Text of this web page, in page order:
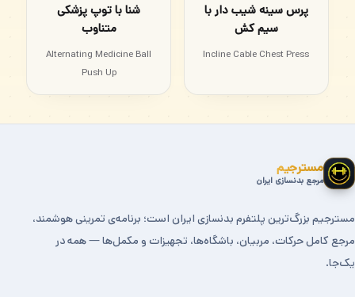
پرس سینه شیب دار با
سیم کش
Incline Cable Chest Press
شنا با توپ پزشکی
متناوب
Alternating Medicine Ball
Push Up
مسترجیم
مرجع بدنسازی ایران
مسترجیم بزرگ‌ترین پلتفرم بدنسازی ایران است؛ برنامه‌ی تمرینی هوشمند،
مرجع کامل حرکات، مربیان، باشگاه‌ها، تجهیزات و مکمل‌ها — همه در
یک‌جا.